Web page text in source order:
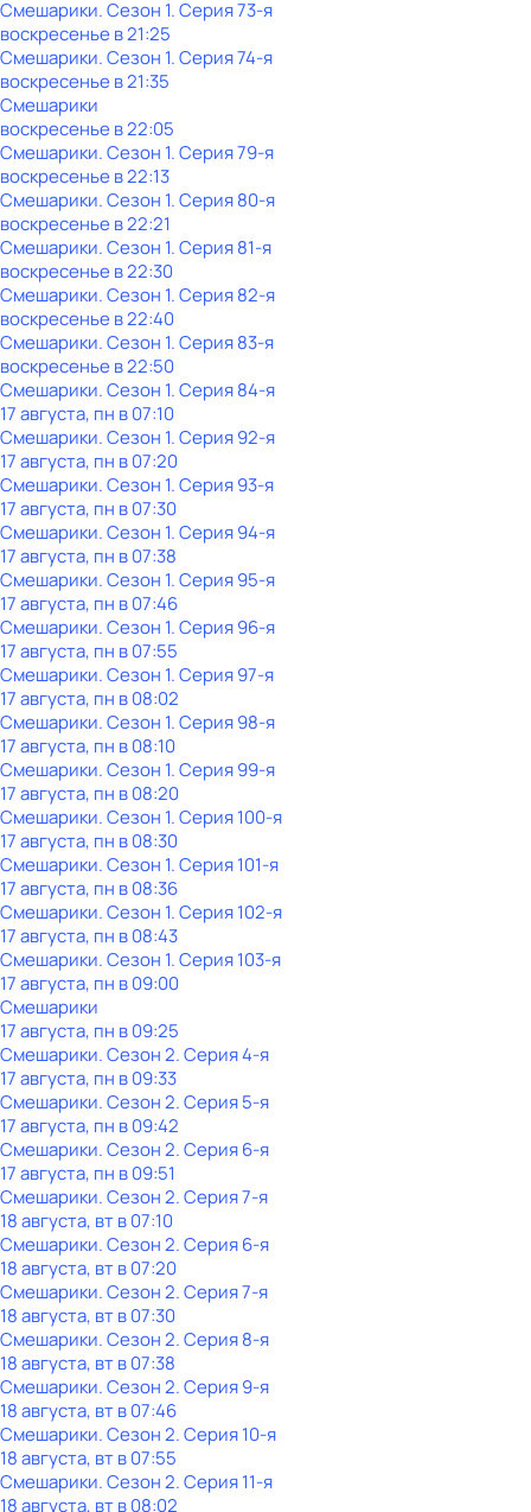
Смешарики. Сезон 1. Серия 73-я
воскресенье в21:25
Смешарики. Сезон 1. Серия 74-я
воскресенье в21:35
Смешарики
воскресенье в22:05
Смешарики. Сезон 1. Серия 79-я
воскресенье в22:13
Смешарики. Сезон 1. Серия 80-я
воскресенье в22:21
Смешарики. Сезон 1. Серия 81-я
воскресенье в22:30
Смешарики. Сезон 1. Серия 82-я
воскресенье в22:40
Смешарики. Сезон 1. Серия 83-я
воскресенье в22:50
Смешарики. Сезон 1. Серия 84-я
17 августа, пн в 07:10
Смешарики. Сезон 1. Серия 92-я
17 августа, пн в 07:20
Смешарики. Сезон 1. Серия 93-я
17 августа, пн в 07:30
Смешарики. Сезон 1. Серия 94-я
17 августа, пн в 07:38
Смешарики. Сезон 1. Серия 95-я
17 августа, пн в 07:46
Смешарики. Сезон 1. Серия 96-я
17 августа, пн в 07:55
Смешарики. Сезон 1. Серия 97-я
17 августа, пн в 08:02
Смешарики. Сезон 1. Серия 98-я
17 августа, пн в 08:10
Смешарики. Сезон 1. Серия 99-я
17 августа, пн в 08:20
Смешарики. Сезон 1. Серия 100-я
17 августа, пн в 08:30
Смешарики. Сезон 1. Серия 101-я
17 августа, пн в 08:36
Смешарики. Сезон 1. Серия 102-я
17 августа, пн в 08:43
Смешарики. Сезон 1. Серия 103-я
17 августа, пн в 09:00
Смешарики
17 августа, пн в 09:25
Смешарики. Сезон 2. Серия 4-я
17 августа, пн в 09:33
Смешарики. Сезон 2. Серия 5-я
17 августа, пн в 09:42
Смешарики. Сезон 2. Серия 6-я
17 августа, пн в 09:51
Смешарики. Сезон 2. Серия 7-я
18 августа, вт в 07:10
Смешарики. Сезон 2. Серия 6-я
18 августа, вт в 07:20
Смешарики. Сезон 2. Серия 7-я
18 августа, вт в 07:30
Смешарики. Сезон 2. Серия 8-я
18 августа, вт в 07:38
Смешарики. Сезон 2. Серия 9-я
18 августа, вт в 07:46
Смешарики. Сезон 2. Серия 10-я
18 августа, вт в 07:55
Смешарики. Сезон 2. Серия 11-я
18 августа, вт в 08:02